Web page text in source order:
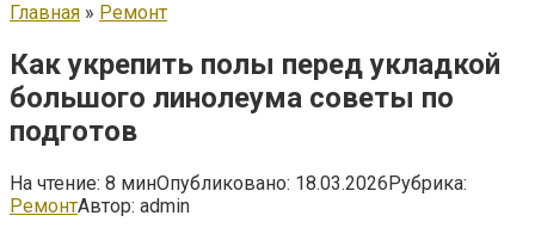
Главная » Ремонт
Как укрепить полы перед укладкой
большого линолеума советы по
подготов
На чтение: 8 минОпубликовано: 18.03.2026Рубрика:
РемонтАвтор: admin